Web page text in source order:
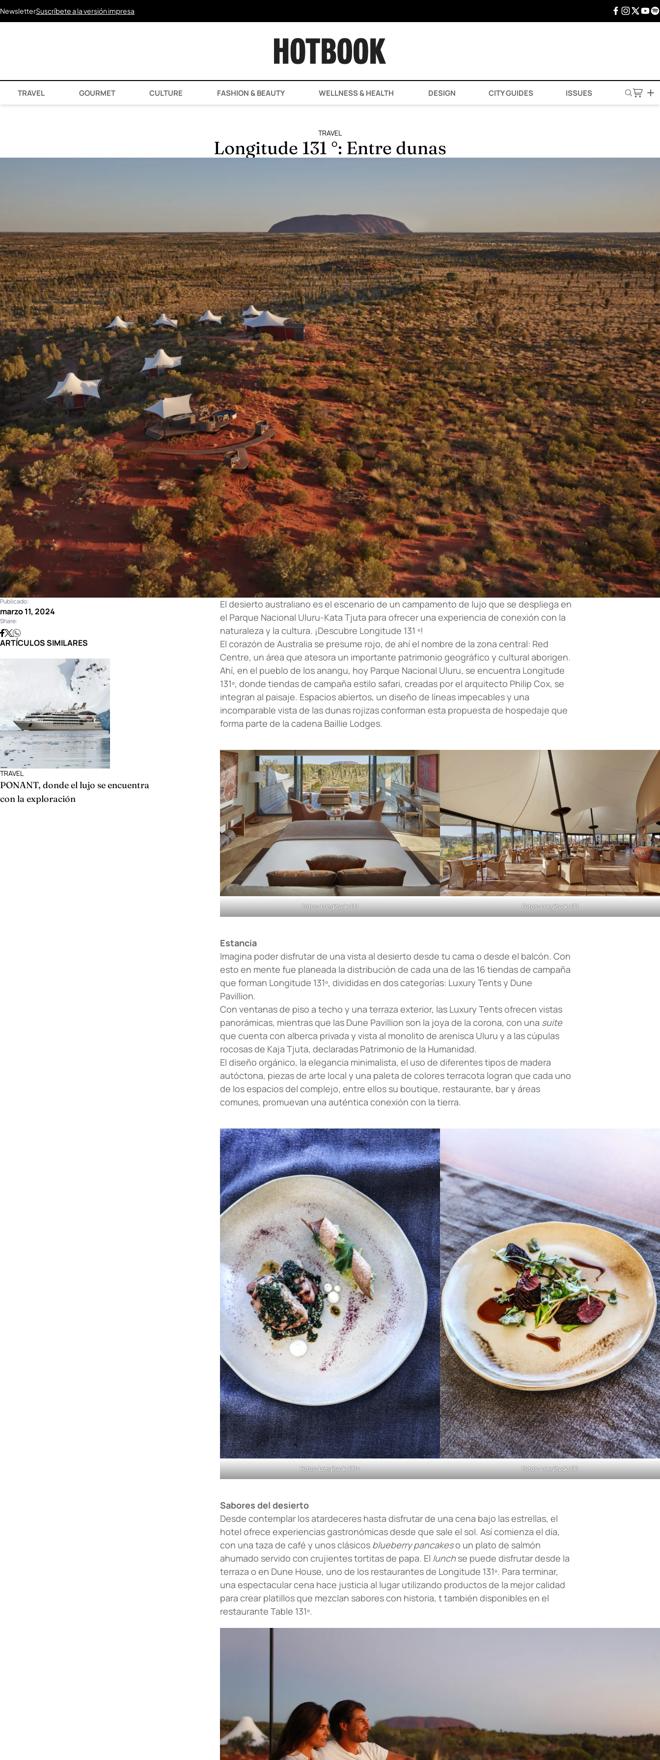
NewsletterSuscríbete a la versión impresa
TRAVEL GOURMET CULTURE FASHION & BEAUTY WELLNESS & HEALTH DESIGN CITY GUIDES ISSUES
TRAVEL
Longitude 131 °: Entre dunas
El desierto australiano es el escenario de un campamento de lujo que se despliega en
el Parque Nacional Uluru-Kata Tjuta para ofrecer una experiencia de conexión con la
naturaleza y la cultura. ¡Descubre Longitude 131 º!
El corazón de Australia se presume rojo, de ahí el nombre de la zona central: Red
Centre, un área que atesora un importante patrimonio geográfico y cultural aborigen.
Ahí, en el pueblo de los anangu, hoy Parque Nacional Uluru, se encuentra Longitude
131º, donde tiendas de campaña estilo safari, creadas por el arquitecto Philip Cox, se
integran al paisaje. Espacios abiertos, un diseño de líneas impecables y una
incomparable vista de las dunas rojizas conforman esta propuesta de hospedaje que
forma parte de la cadena Baillie Lodges.
Fotos: Longitude 131 Fotos: Longitude 131
Estancia
Imagina poder disfrutar de una vista al desierto desde tu cama o desde el balcón. Con
esto en mente fue planeada la distribución de cada una de las 16 tiendas de campaña
que forman Longitude 131º, divididas en dos categorías: Luxury Tents y Dune
Pavillion.
Con ventanas de piso a techo y una terraza exterior, las Luxury Tents ofrecen vistas
panorámicas, mientras que las Dune Pavillion son la joya de la corona, con una suite
que cuenta con alberca privada y vista al monolito de arenisca Uluru y a las cúpulas
rocosas de Kaja Tjuta, declaradas Patrimonio de la Humanidad.
El diseño orgánico, la elegancia minimalista, el uso de diferentes tipos de madera
autóctona, piezas de arte local y una paleta de colores terracota logran que cada uno
de los espacios del complejo, entre ellos su boutique, restaurante, bar y áreas
comunes, promuevan una auténtica conexión con la tierra.
Fotos: Longitude 131v Fotos: Longitude 131
Sabores del desierto
Desde contemplar los atardeceres hasta disfrutar de una cena bajo las estrellas, el
hotel ofrece experiencias gastronómicas desde que sale el sol. Así comienza el día,
con una taza de café y unos clásicos blueberry pancakeso un plato de salmón
ahumado servido con crujientes tortitas de papa. El lunch se puede disfrutar desde la
terraza o en Dune House, uno de los restaurantes de Longitude 131º. Para terminar,
una espectacular cena hace justicia al lugar utilizando productos de la mejor calidad
para crear platillos que mezclan sabores con historia, t también disponibles en el
restaurante Table 131º.
Publicado:
marzo 11, 2024
Share:
ARTÍCULOS SIMILARES
TRAVEL
PONANT, donde el lujo se encuentra
con la exploración